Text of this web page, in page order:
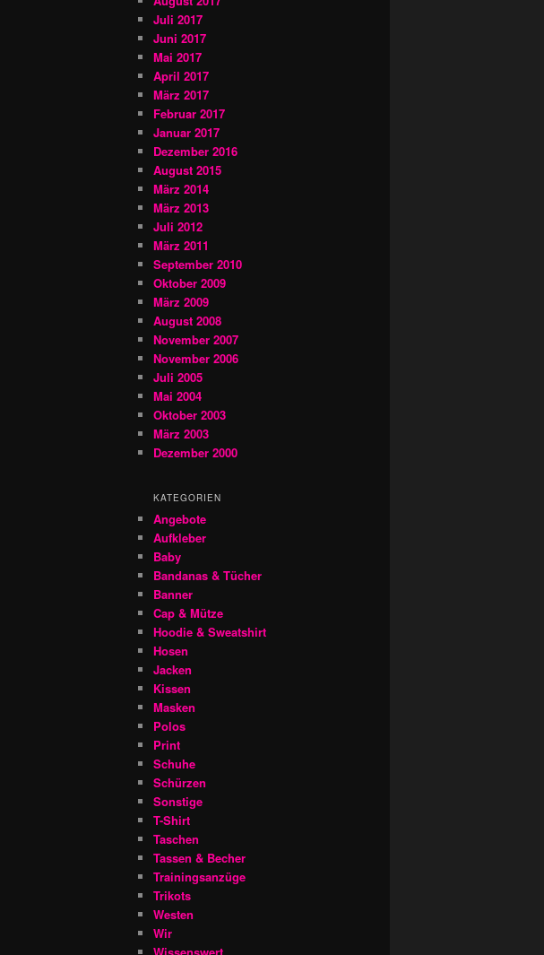
Juli 2017
Juni 2017
Mai 2017
April 2017
März 2017
Februar 2017
Januar 2017
Dezember 2016
August 2015
März 2014
März 2013
Juli 2012
März 2011
September 2010
Oktober 2009
März 2009
August 2008
November 2007
November 2006
Juli 2005
Mai 2004
Oktober 2003
März 2003
Dezember 2000
KATEGORIEN
Angebote
Aufkleber
Baby
Bandanas & Tücher
Banner
Cap & Mütze
Hoodie & Sweatshirt
Hosen
Jacken
Kissen
Masken
Polos
Print
Schuhe
Schürzen
Sonstige
T-Shirt
Taschen
Tassen & Becher
Trainingsanzüge
Trikots
Westen
Wir
Wissenswert